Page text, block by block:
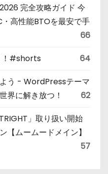
完全攻略ガイド 今
高性能BTOを最安で手
66
！#shorts 64
う - WordPressテーマ
界に解き放つ！
62
」取り扱い開始
【ムームードメイン】
57